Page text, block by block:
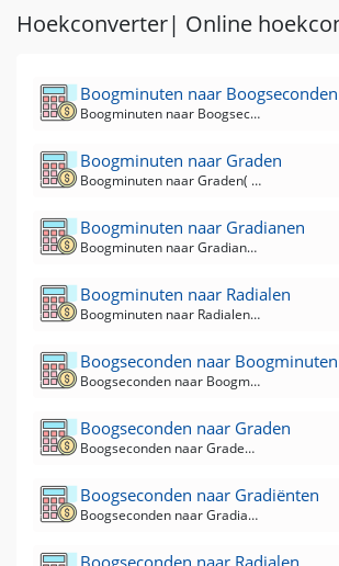
Hoekconverter| Online
Boogminuten naar Boogseconden
Boogminuten naar Boogseconden( arcmin naar arcsec ) Converter
Boogminuten naar Graden
Boogminuten naar Graden( arcmin naar deg ) Converter
Boogminuten naar Gradianen
Boogminuten naar Gradians( arcmin naar Grad) Converter
Boogminuten naar Radialen
Boogminuten naar Radialen( arcmin naar rad ) Converter
Boogseconden naar Boogminuten
Boogseconden naar Boogminuten( arcsec naar arcmin ) Converter
Boogseconden naar Graden
Boogseconden naar Graden( arcsec naar deg ) Converter
Boogseconden naar Gradiënten
Boogseconden naar Gradians( arcsec naar Grad) Converter
Boogseconden naar Radialen